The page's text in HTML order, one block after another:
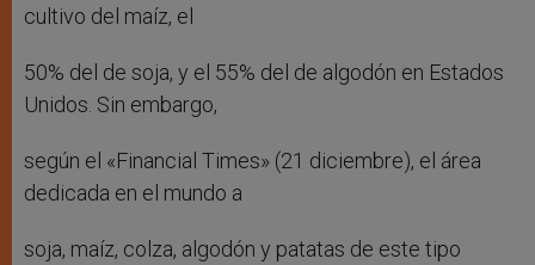
cultivo del maíz, el
50% del de soja, y el 55% del de algodón en Estados
Unidos. Sin embargo,
según el «Financial Times» (21 diciembre), el área
dedicada en el mundo a
soja, maíz, colza, algodón y patatas de este tipo